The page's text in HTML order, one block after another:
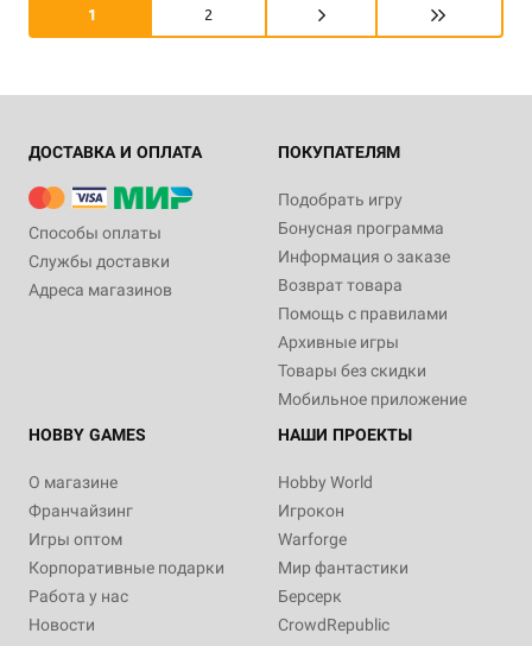
1 2
ДОСТАВКА И ОПЛАТА
Способы оплаты
Службы доставки
Адреса магазинов
ПОКУПАТЕЛЯМ
Подобрать игру
Бонусная программа
Информация о заказе
Возврат товара
Помощь с правилами
Архивные игры
Товары без скидки
Мобильное приложение
HOBBY GAMES
О магазине
Франчайзинг
Игры оптом
Корпоративные подарки
Работа у нас
Новости
НАШИ ПРОЕКТЫ
Hobby World
Игрокон
Warforge
Мир фантастики
Берсерк
CrowdRepublic